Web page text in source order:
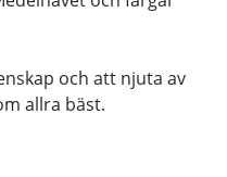
och att njuta av
allra bäst.